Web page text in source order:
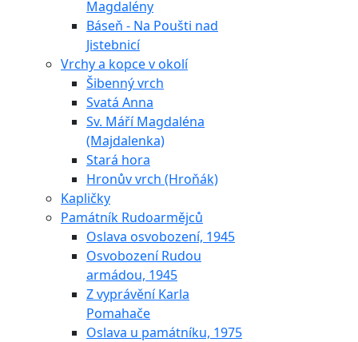
Magdalény
Báseň - Na Poušti nad
Jistebnicí
Vrchy a kopce v okolí
Šibenný vrch
Svatá Anna
Sv. Máří Magdaléna
(Majdalenka)
Stará hora
Hronův vrch (Hroňák)
Kapličky
Památník Rudoarmějců
Oslava osvobození, 1945
Osvobození Rudou
armádou, 1945
Z vyprávění Karla
Pomahače
Oslava u památníku, 1975